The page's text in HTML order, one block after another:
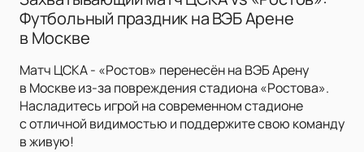
Футбольный праздник на ВЭБ Арене
в Москве
Матч ЦСКА - «Ростов» перенесён на ВЭБ Арену
в Москве из-за повреждения стадиона «Ростова».
Насладитесь игрой на современном стадионе
с отличной видимостью и поддержите свою команду
в живую!